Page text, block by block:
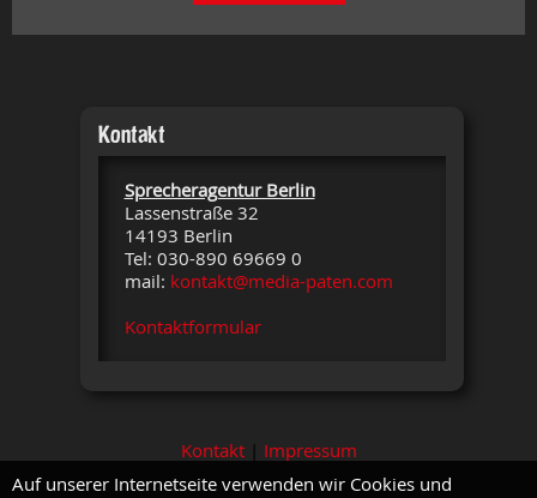
Kontakt
Sprecheragentur Berlin
Lassenstraße 32
14193 Berlin
Tel: 030-890 69669 0
mail: kontakt@media-paten.com
Kontaktformular
Kontakt| Impressum
Auf unserer Internetseite verwenden wir Cookies und